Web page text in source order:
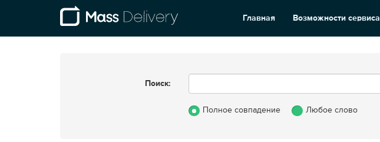
Главная Возможности сервиса
Поиск:
Полное совпадение Любое слово